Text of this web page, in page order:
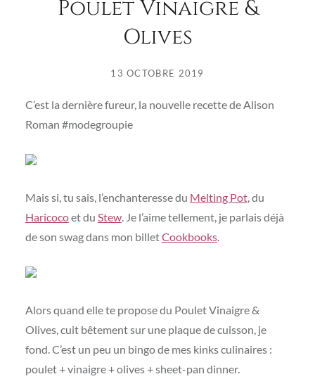
Poulet Vinaigre &
Olives
13 OCTOBRE 2019
C’est la dernière fureur, la nouvelle recette de Alison
Roman #modegroupie
Mais si, tu sais, l’enchanteresse du Melting Pot, du
Haricocoet du Stew. Je l’aime tellement, je parlais déjà
de son swag dans mon billetCookbooks.
Alors quand elle te propose du Poulet Vinaigre &
Olives, cuit bêtement sur une plaque de cuisson, je
fond. C’est un peu un bingo de mes kinks culinaires :
poulet + vinaigre + olives + sheet-pan dinner.